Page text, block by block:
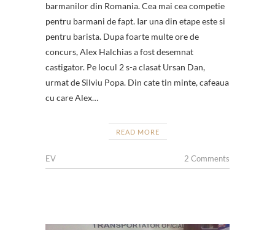
barmanilor din Romania. Cea mai cea competie
pentru barmani de fapt. Iar una din etape este si
pentru barista. Dupa foarte multe ore de
concurs, Alex Halchias a fost desemnat
castigator. Pe locul 2 s-a clasat Ursan Dan,
urmat de Silviu Popa. Din cate tin minte, cafeaua
cu care Alex…
READ MORE
EV 2 Comments